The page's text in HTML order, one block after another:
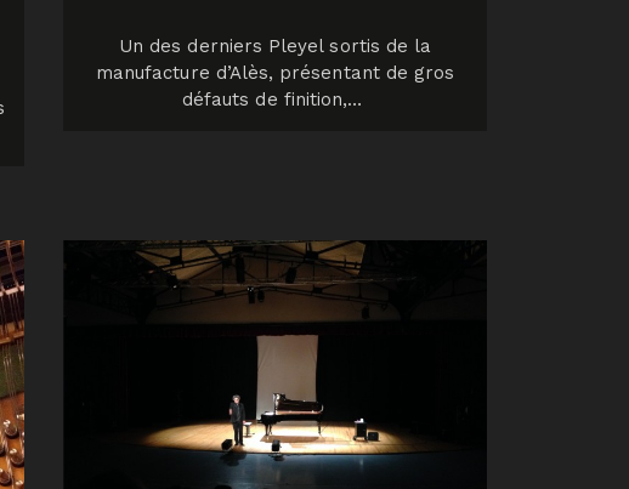
Un des derniers Pleyel sortis de la
manufacture d’Alès, présentant de gros
défauts de finition,…